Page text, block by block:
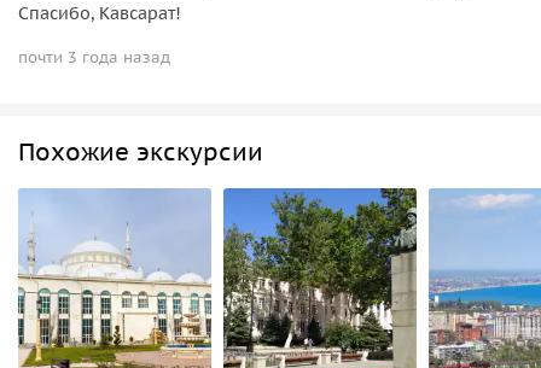
Спасибо, Кавсарат!
почти 3 года назад
Похожие экскурсии